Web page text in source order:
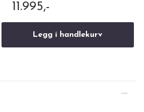
11.995,-
Legg i handlekurv